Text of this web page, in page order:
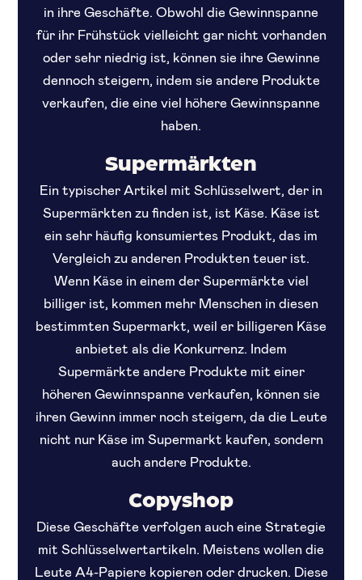
in ihre Geschäfte. Obwohl die Gewinnspanne
für ihr Frühstück vielleicht gar nicht vorhanden
oder sehr niedrig ist, können sie ihre Gewinne
dennoch steigern, indem sie andere Produkte
verkaufen, die eine viel höhere Gewinnspanne
haben.
Supermärkten
Ein typischer Artikel mit Schlüsselwert, der in
Supermärkten zu finden ist, ist Käse. Käse ist
ein sehr häufig konsumiertes Produkt, das im
Vergleich zu anderen Produkten teuer ist.
Wenn Käse in einem der Supermärkte viel
billiger ist, kommen mehr Menschen in diesen
bestimmten Supermarkt, weil er billigeren Käse
anbietet als die Konkurrenz. Indem
Supermärkte andere Produkte mit einer
höheren Gewinnspanne verkaufen, können sie
ihren Gewinn immer noch steigern, da die Leute
nicht nur Käse im Supermarkt kaufen, sondern
auch andere Produkte.
Copyshop
Diese Geschäfte verfolgen auch eine Strategie
mit Schlüsselwertartikeln. Meistens wollen die
Leute A4-Papiere kopieren oder drucken. Diese